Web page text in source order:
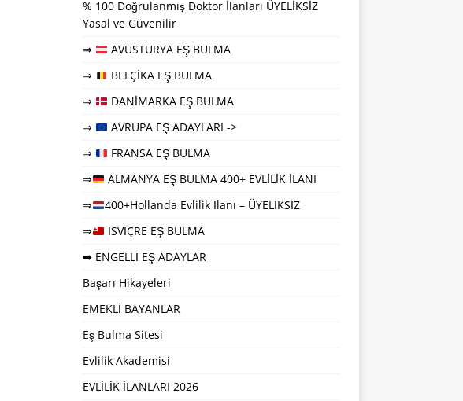
% 100 Doğrulanmış Doktor İlanları ÜYELİKSİZ
Yasal ve Güvenilir
⇒
AVUSTURYA EŞ BULMA
⇒
BELÇİKA EŞ BULMA
⇒
DANİMARKA EŞ BULMA
⇒
AVRUPA EŞ ADAYLARI ->
⇒
FRANSA EŞ BULMA
⇒
ALMANYA EŞ BULMA 400+ EVLİLİK İLANI
⇒
400+Hollanda Evlilik İlanı – ÜYELİKSİZ
⇒
İSVİÇRE EŞ BULMA
➡ ENGELLİ EŞ ADAYLAR
Başarı Hikayeleri
EMEKLİ BAYANLAR
Eş Bulma Sitesi
Evlilik Akademisi
EVLİLİK İLANLARI 2026